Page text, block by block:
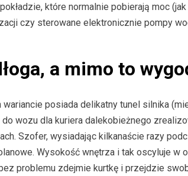
które normalnie pobierają moc
czy sterowane elektronicznie pompy
a mimo to
wariancie posiada delikatny tunel silnika
wozu dla kuriera dalekobieżnego
Szofer, wysiadając kilkanaście razy
Wysokość wnętrza i tak oscyluje w
problemu zdejmie kurtkę i przejdzie